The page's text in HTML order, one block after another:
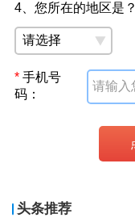
4、您所在的地区是？
*手机号
码：
头条推荐